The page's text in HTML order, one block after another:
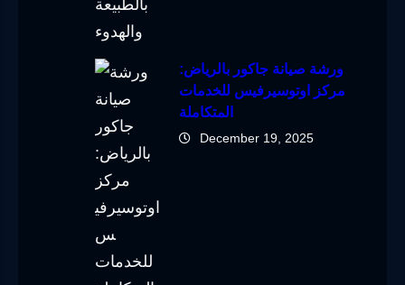
ورشة صيانة جاكور بالرياض:
مركز اوتوسيرفيس للخدمات
المتكاملة
December 19, 2025